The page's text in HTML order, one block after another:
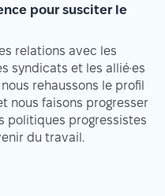
pour susciter le
relations avec les
syndicats et les allié·es
rehaussons le profil
nous faisons progresser
politiques progressistes
du travail.